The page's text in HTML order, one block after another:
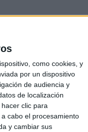
como cookies, y
por un dispositivo
de audiencia y
de localización
clic para
cabo el procesamiento
y cambiar sus